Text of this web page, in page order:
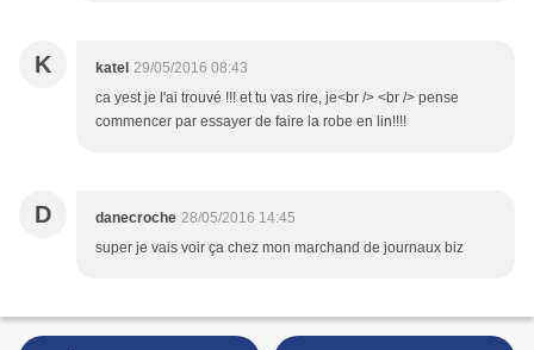
K katel 29/05/2016 08:43
ca yest je l'ai trouvé !!! et tu vas rire, je<br /> <br /> pense
commencer par essayer de faire la robe en lin!!!!
D danecroche 28/05/2016 14:45
super je vais voir ça chez mon marchand de journaux biz